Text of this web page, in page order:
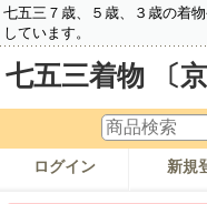
七五三７歳、５歳、３歳の着
しています。
七五三着物 〔京
ログイン 新規